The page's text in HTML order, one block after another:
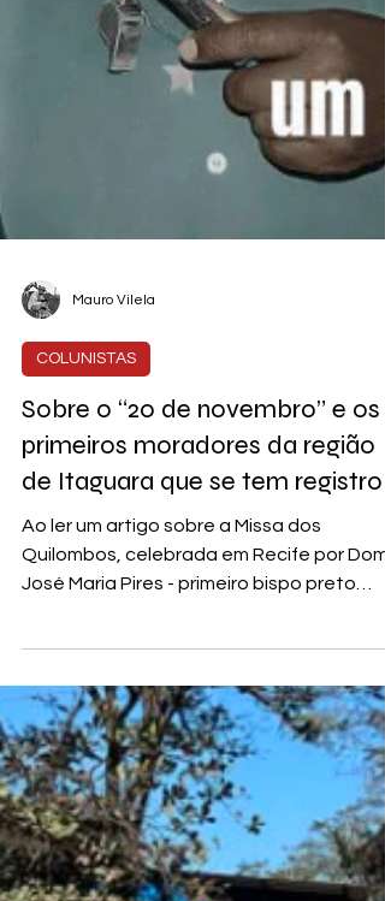
Mauro Vilela
COLUNISTAS
Sobre o “20 de novembro” e os
primeiros moradores da região
de Itaguara que se tem registro
Ao ler um artigo sobre a Missa dos
um dos mestres de música - em 20 de
novembro de 1981, em exatos 286 anos
morte de Zumbi dos Palmares, missa que
por cuja prosseguimos como feriado
nacional da Consciência Negra: então
lembrei da recente leitura de um livro que
saiu do forno a pouco tempo, portanto
ainda quente, dando uma visão